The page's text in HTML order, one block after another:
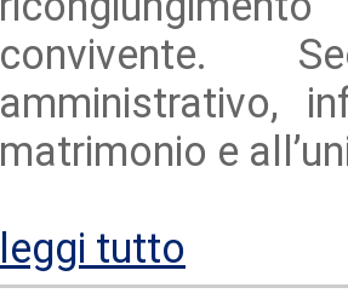
convivente.
amministrativo,
matrimonio e
leggi tutto